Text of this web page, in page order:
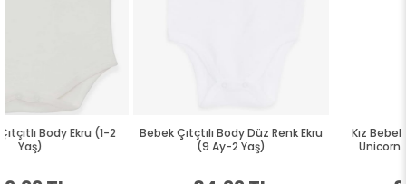
Bebek Çıtçtılı Body Düz Renk Ekru
Kız Bebek Çıtçıtlı Body Baskılı
Unicorn Ekru (9 Ay-1.5 Yaş)